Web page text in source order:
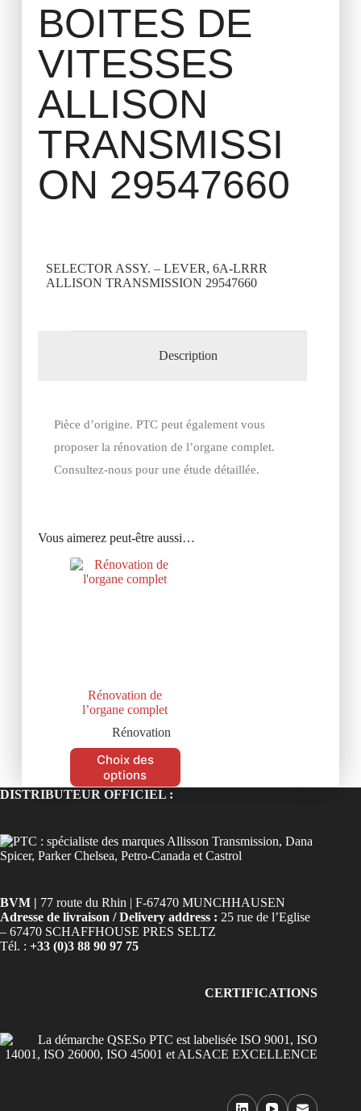
BOITES DE
VITESSES
ALLISON
TRANSMISSI
ON 29547660
SELECTOR ASSY. – LEVER, 6A-LRRR
ALLISON TRANSMISSION 29547660
Description
Pièce d’origine. PTC peut également vous
proposer la rénovation de l’organe complet.
Consultez-nous pour une étude détaillée.
Vous aimerez peut-être aussi…
Rénovation de
l’organe complet
Rénovation
Choix des
options
DISTRIBUTEUR OFFICIEL :
BVM | 77 route du Rhin | F-67470 MUNCHHAUSEN
Adresse de livraison / Delivery address : 25 rue de l’Eglise
– 67470 SCHAFFHOUSE PRES SELTZ
Tél. : +33 (0)3 88 90 97 75
CERTIFICATIONS